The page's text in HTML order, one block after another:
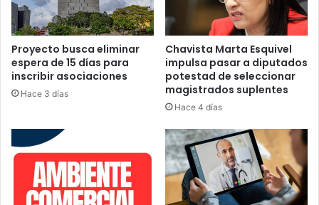
Proyecto busca eliminar
espera de 15 días para
inscribir asociaciones
Hace 3 días
Chavista Marta Esquivel
impulsa pasar a diputados
potestad de seleccionar
magistrados suplentes
Hace 4 días